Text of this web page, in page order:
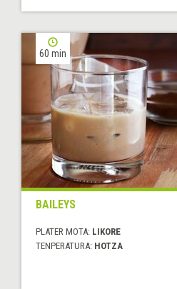
60 min
BAILEYS
PLATER MOTA: LIKORE
TENPERATURA: HOTZA